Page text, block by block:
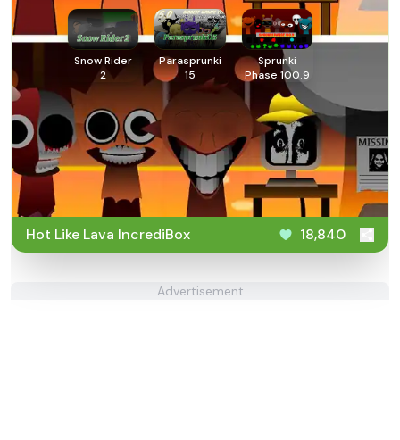
Snow Rider
2
Parasprunki
15
Sprunki
Phase 100.9
Hot Like Lava IncrediBox 18,840
Advertisement